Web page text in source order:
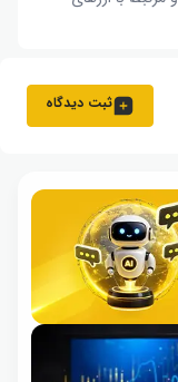
ثبت دیدگاه